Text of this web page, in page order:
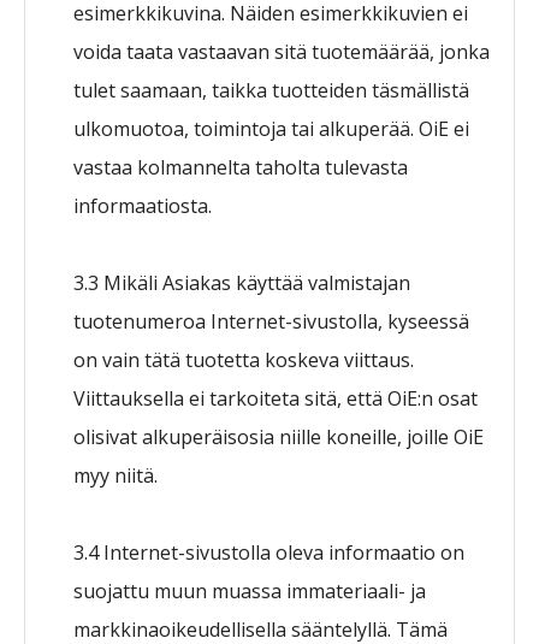
esimerkkikuvina. Näiden esimerkkikuvien ei
voida taata vastaavan sitä tuotemäärää, jonka
tulet saamaan, taikka tuotteiden täsmällistä
ulkomuotoa, toimintoja tai alkuperää. OiE ei
vastaa kolmannelta taholta tulevasta
informaatiosta.
3.3 Mikäli Asiakas käyttää valmistajan
tuotenumeroa Internet-sivustolla, kyseessä
on vain tätä tuotetta koskeva viittaus.
Viittauksella ei tarkoiteta sitä, että OiE:n osat
olisivat alkuperäisosia niille koneille, joille OiE
myy niitä.
3.4 Internet-sivustolla oleva informaatio on
suojattu muun muassa immateriaali- ja
markkinaoikeudellisella sääntelyllä. Tämä